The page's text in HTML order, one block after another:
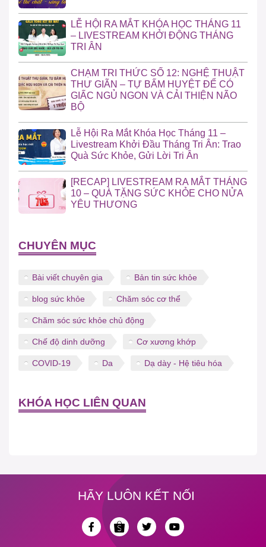
LỄ HỘI RA MẮT KHÓA HỌC THÁNG 11
– LIVESTREAM KHỞI ĐỘNG THÁNG
TRI ÂN
CHẠM TRI THỨC SỐ 12: NGHỆ THUẬT
THƯ GIÃN – TỰ BẤM HUYỆT ĐỂ CÓ
GIẤC NGỦ NGON VÀ CẢI THIỆN NÃO
BỘ
Lễ Hội Ra Mắt Khóa Học Tháng 11 –
Livestream Khởi Đầu Tháng Tri Ân: Trao
Quà Sức Khỏe, Gửi Lời Tri Ân
[RECAP] LIVESTREAM RA MẮT THÁNG
10 – QUÀ TẶNG SỨC KHỎE CHO NỬA
YÊU THƯƠNG
CHUYÊN MỤC
Bài viết chuyên gia Bản tin sức khỏe
blog sức khỏe Chăm sóc cơ thể
Chăm sóc sức khỏe chủ động
Chế độ dinh dưỡng Cơ xương khớp
COVID-19 Da Dạ dày - Hệ tiêu hóa
KHÓA HỌC LIÊN QUAN
HÃY LUÔN KẾT NỐI